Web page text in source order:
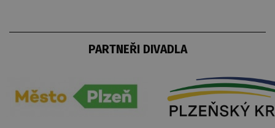
PARTNEŘI DIVADLA